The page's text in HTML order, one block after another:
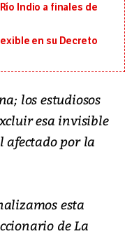
Indio a finales de
en su Decreto
los estudiosos
esa invisible
afectado por la
esta
de La